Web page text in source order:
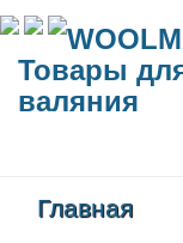
Товары
валяния
Главная